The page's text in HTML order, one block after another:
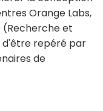
Orange Labs,
(Recherche et
d'être repéré par
de